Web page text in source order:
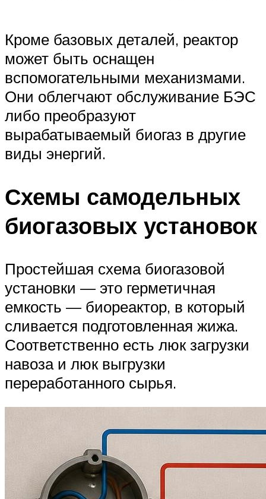
Кроме базовых деталей, реактор
может быть оснащен
вспомогательными механизмами.
Они облегчают обслуживание БЭС
либо преобразуют
вырабатываемый биогаз в другие
виды энергий.
Схемы самодельных
биогазовых установок
Простейшая схема биогазовой
установки — это герметичная
емкость — биореактор, в который
сливается подготовленная жижа.
Соответственно есть люк загрузки
навоза и люк выгрузки
переработанного сырья.